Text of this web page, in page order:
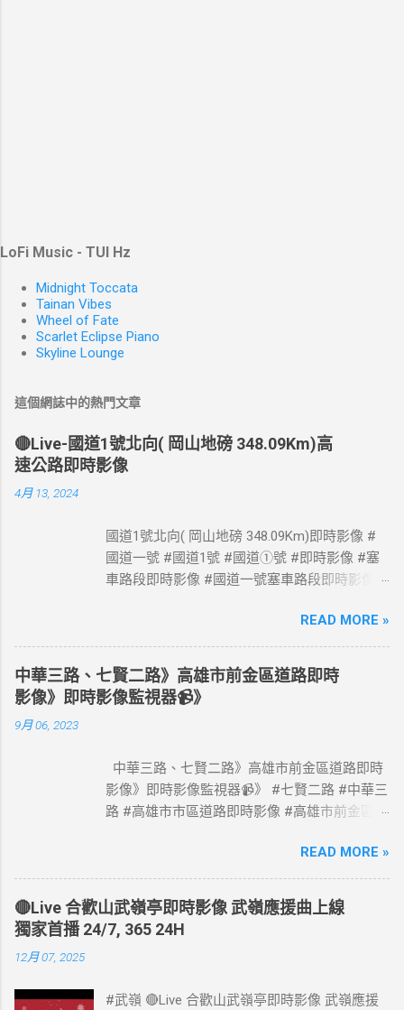
LoFi Music - TUI Hz
Midnight Toccata
Tainan Vibes
Wheel of Fate
Scarlet Eclipse Piano
Skyline Lounge
這個網誌中的熱門文章
🔴Live-國道1號北向( 岡山地磅 348.09Km)高
速公路即時影像
4月 13, 2024
國道1號北向( 岡山地磅 348.09Km)即時影像 #
國道一號 #國道1號 #國道①號 #即時影像 #塞
車路段即時影像 #國道一號塞車路段即時影像 #
#國道1號塞車路段 #Taiwan #Live #freeway #
高速公路即時影像 #高速公路 即時了解路況，
以免塞車。 影像資料來源：交通部高速公路局
政府網站資料開放宣告
https://www.freeway.gov.tw/Publish.aspx?
READ MORE »
中華三路、七賢二路》高雄市前金區道路即時
影像》即時影像監視器📹》
9月 06, 2023
中華三路、七賢二路》高雄市前金區道路即時
影像》即時影像監視器📹》 #七賢二路 #中華三
路 #高雄市市區道路即時影像 #高雄市前金區道
READ MORE »
🔴Live 合歡山武嶺亭即時影像 武嶺應援曲上線
獨家首播 24/7, 365 24H
12月 07, 2025
#武嶺 🔴Live 合歡山武嶺亭即時影像 武嶺應援